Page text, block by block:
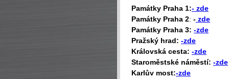
Památky Praha 1:- zde
Památky Praha 2: - zde
Památky Praha 3: -zde
Pražský hrad: -zde
Královská cesta: -zde
Staroměstské náměstí: -zde
Karlův most:-zde